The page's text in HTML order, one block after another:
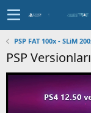
PSP FAT 100x - SLiM
PSP